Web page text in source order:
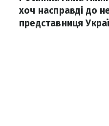
хоч насправді до
представниця